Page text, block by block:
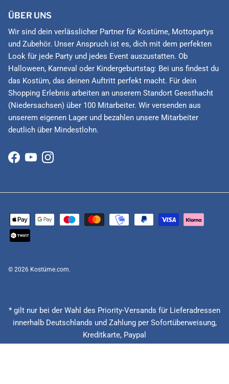
ÜBER UNS
Wir sind dein verlässlicher Partner für Kostüme, Mottopartys
und Zubehör. Unser Anspruch ist es, dich mit dem perfekten
Look für jede Party und jedes Event auszustatten. Ob
Halloween, Karneval oder Kindergeburtstag: Bei uns findest du
das Kostüm, das deinen Auftritt perfekt macht. Für dein
Shopping Erlebnis arbeiten an unserem Standort Geesthacht
(Niedersachsen) über 100 Mitarbeiter. Wir versenden aus
unserem eigenen Lager und bezahlen unsere Mitarbeiter
deutlich über Mindestlohn.
Facebook
YouTubeInstagram
© 2026 Kostüme.com.
* gilt nur bei der Wahl des Priority-Versands für Lieferadressen
innerhalb Deutschlands und Zahlung per Sofortüberweisung,
Kreditkarte, Paypal